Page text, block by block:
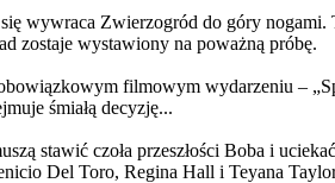
wywraca Zwierzogród do góry nogami.
zostaje wystawiony na poważną próbę.
filmowym wydarzeniu –
śmiałą decyzję...
stawić czoła przeszłości Boba i
Del Toro, Regina Hall i Teyana